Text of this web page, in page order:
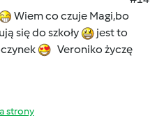
Wiem co czuje Magi,bo
się do szkoły
jest to
Veroniko życzę
strony